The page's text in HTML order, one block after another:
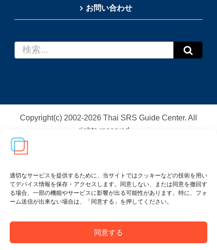
適切なサービスを提供するために、当サイトではクッキーなどの技術を用い
てデバイス情報を保存・アクセスします。同意しない、または同意を撤回す
る場合、一部の機能やサービスに影響が出る可能性があります。特に、フォ
ーム送信が出来ない場合は、「同意する」を押してください。
同意する
お問い合わせ
索
Copyright(c) 2002-2026 Thai SRS Guide Center. All
rights reserved.
利用規約・特定商取引法に基づく表記